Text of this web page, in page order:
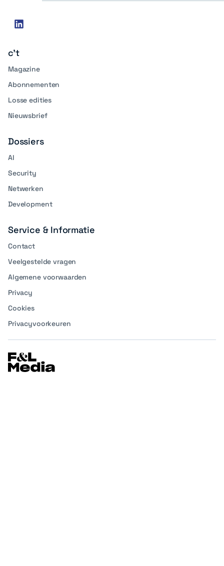
Social
linkedin
c't
Magazine
Abonnementen
Losse edities
Nieuwsbrief
Dossiers
AI
Security
Netwerken
Development
Service & Informatie
Contact
Veelgestelde vragen
Algemene voorwaarden
Privacy
Cookies
Privacyvoorkeuren